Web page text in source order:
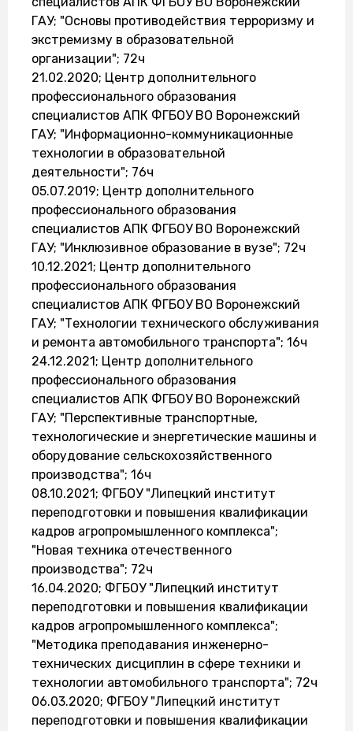
ГАУ; "Основы противодействия терроризму и
экстремизму в образовательной
организации"; 72ч
21.02.2020; Центр дополнительного
профессионального образования
специалистов АПК ФГБОУ ВО Воронежский
ГАУ; "Информационно-коммуникационные
технологии в образовательной
деятельности"; 76ч
05.07.2019; Центр дополнительного
профессионального образования
специалистов АПК ФГБОУ ВО Воронежский
ГАУ; "Инклюзивное образование в вузе"; 72ч
10.12.2021; Центр дополнительного
профессионального образования
специалистов АПК ФГБОУ ВО Воронежский
ГАУ; "Технологии технического обслуживания
и ремонта автомобильного транспорта"; 16ч
24.12.2021; Центр дополнительного
профессионального образования
специалистов АПК ФГБОУ ВО Воронежский
ГАУ; "Перспективные транспортные,
технологические и энергетические машины и
оборудование сельскохозяйственного
производства"; 16ч
08.10.2021; ФГБОУ "Липецкий институт
переподготовки и повышения квалификации
кадров агропромышленного комплекса";
"Новая техника отечественного
производства"; 72ч
16.04.2020; ФГБОУ "Липецкий институт
переподготовки и повышения квалификации
кадров агропромышленного комплекса";
"Методика преподавания инженерно-
технических дисциплин в сфере техники и
технологии автомобильного транспорта"; 72ч
06.03.2020; ФГБОУ "Липецкий институт
переподготовки и повышения квалификации